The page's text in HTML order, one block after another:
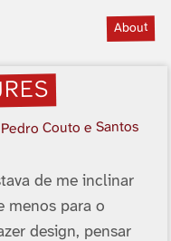
About
Couto e Santos
de me inclinar
menos para o
design, pensar